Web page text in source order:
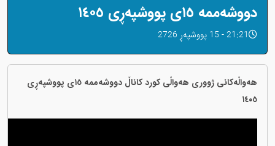
دووشەممە ١٥ی پووشپەڕی ١٤٠٥
21:21 - 15 پووشپەڕ 2726
هەواڵەکانی ژووری هەواڵی کورد کاناڵ دووشەممە ١٥ی پووشپەڕی
١٤٠٥